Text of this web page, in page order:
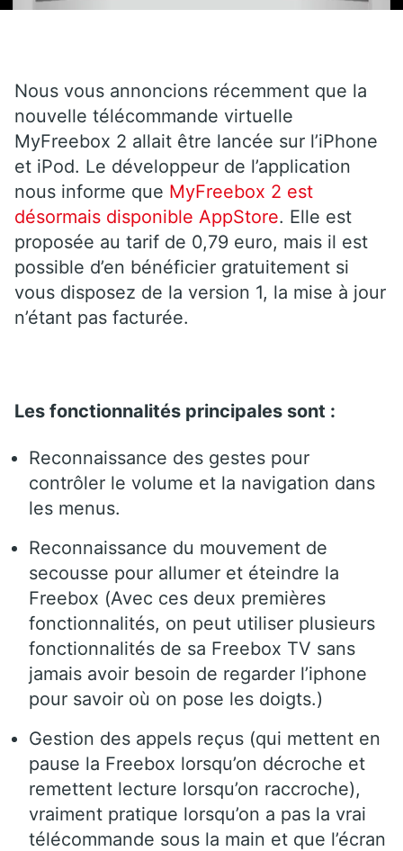
Nous vous annoncions récemment que la
nouvelle télécommande virtuelle
MyFreebox 2 allait être lancée sur l’iPhone
et iPod. Le développeur de l’application
nous informe que MyFreebox 2 est
désormais disponible AppStore. Elle est
proposée au tarif de 0,79 euro, mais il est
possible d’en bénéficier gratuitement si
vous disposez de la version 1, la mise à jour
n’étant pas facturée.
Les fonctionnalités principales sont :
Reconnaissance des gestes pour
contrôler le volume et la navigation dans
les menus.
Reconnaissance du mouvement de
secousse pour allumer et éteindre la
Freebox (Avec ces deux premières
fonctionnalités, on peut utiliser plusieurs
fonctionnalités de sa Freebox TV sans
jamais avoir besoin de regarder l’iphone
pour savoir où on pose les doigts.)
Gestion des appels reçus (qui mettent en
pause la Freebox lorsqu’on décroche et
remettent lecture lorsqu’on raccroche),
vraiment pratique lorsqu’on a pas la vrai
télécommande sous la main et que l’écran